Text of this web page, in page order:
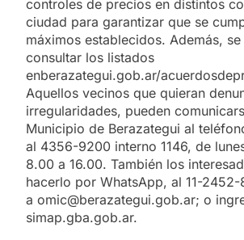
controles de precios en distintos
ciudad para garantizar que se
máximos establecidos. Además,
consultar los listados
enberazategui.gob.ar/
Aquellos vecinos que quieran
irregularidades, pueden
Municipio de Berazategui al
al 4356-9200 interno 1146, de
8.00 a 16.00. También los
hacerlo por WhatsApp, al 11-
a omic@berazategui.gob.ar; o
simap.gba.gob.ar.